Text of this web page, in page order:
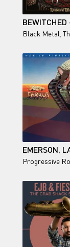
Black Metal
Progressive